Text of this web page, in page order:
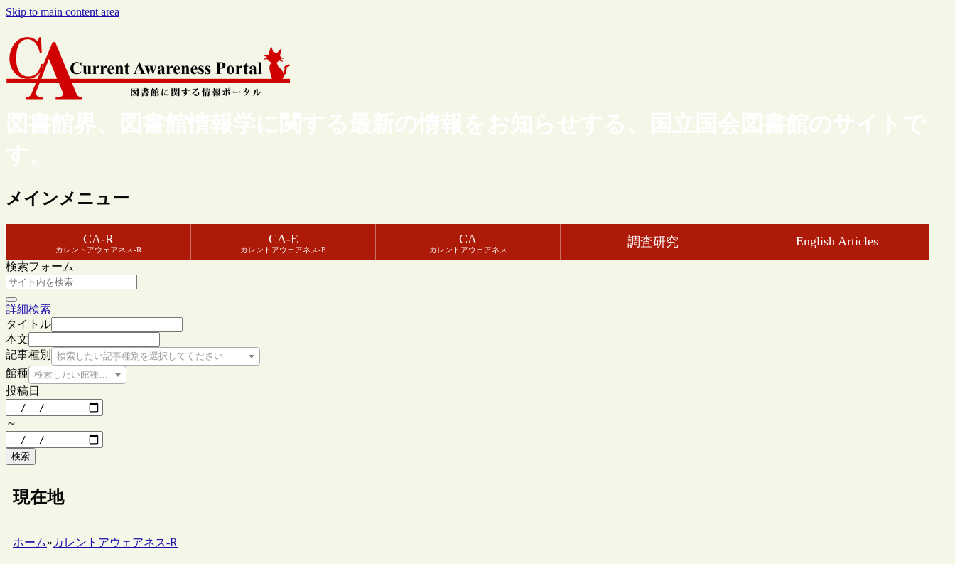
Skip to main content area
図書館界、図書館情報学に関する最新の情報をお知らせする、国立国会図書館のサイトで
す。
メインメニュー
CA-R
カレントアウェアネス-R
CA-E
カレントアウェアネス-E
CA
カレントアウェアネス
調査研究 English Articles
検索フォーム
詳細検索
タイトル
本文
記事種別
検索したい記事種別を選択してください
館種 検索したい館種を選択してください
投稿日
～
検索
現在地
ホーム»カレントアウェアネス-R